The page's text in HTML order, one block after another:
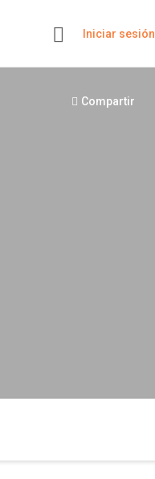
Iniciar sesión
Compartir